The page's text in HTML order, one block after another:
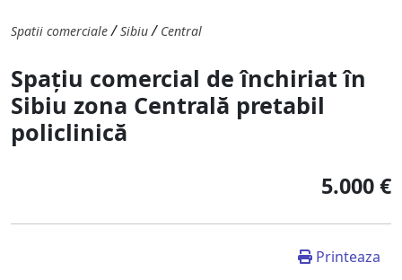
Spatii comerciale/Sibiu/ Central
Spațiu comercial de închiriat în
Sibiu zona Centrală pretabil
policlinică
5.000 €
Printeaza